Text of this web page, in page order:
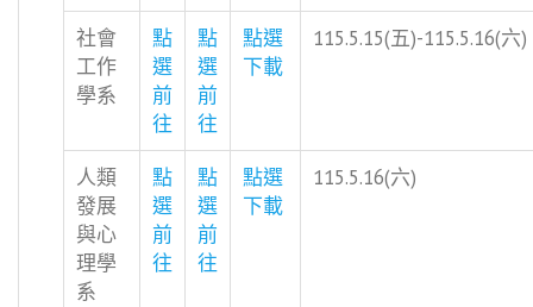
社會
工作
學系
點
選
前
往
點
選
前
往
點選
下載
115.5.15(五)-115.5.16(六)
人類
發展
與心
理學
系
點
選
前
往
點
選
前
往
點選
下載
115.5.16(六)